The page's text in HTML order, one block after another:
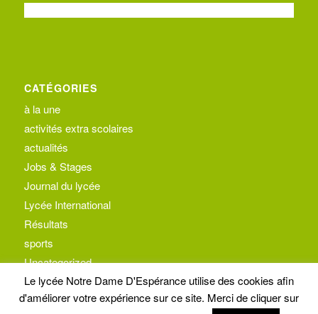
CATÉGORIES
à la une
activités extra scolaires
actualités
Jobs & Stages
Journal du lycée
Lycée International
Résultats
sports
Uncategorized
Le lycée Notre Dame D'Espérance utilise des cookies afin
d'améliorer votre expérience sur ce site. Merci de cliquer sur